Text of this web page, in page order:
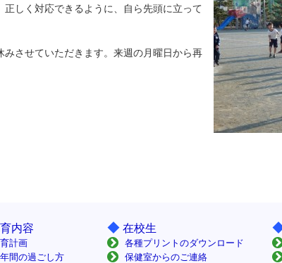
しく対応できるように、自ら先頭に立って
させていただきます。来週の月曜日から再
内容
計画
間の過ごし方
◆ 在校生
各種プリントのダウンロード
保健室からのご連絡